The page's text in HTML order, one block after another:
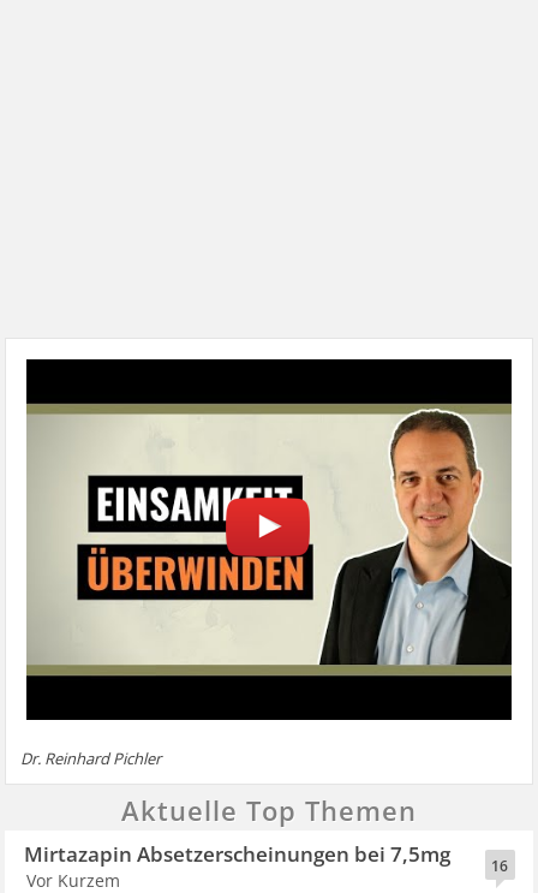
Dr. Reinhard Pichler
Aktuelle Top Themen
16
Mirtazapin Absetzerscheinungen bei 7,5mg
Vor Kurzem